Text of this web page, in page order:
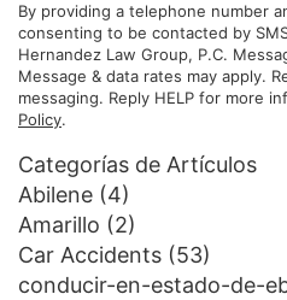
By providing a telephone number
consenting to be contacted by
Hernandez Law Group, P.C.
Message & data rates may apply.
messaging. Reply HELP for more
Policy.
Categorías de Artículos
Abilene (4)
Amarillo (2)
Car Accidents (53)
conducir-en-estado-de-